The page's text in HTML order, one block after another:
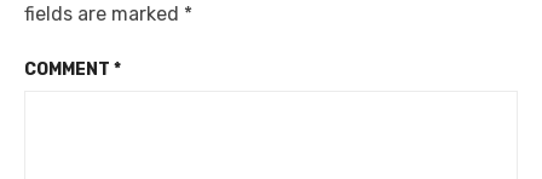
fields are marked *
COMMENT *